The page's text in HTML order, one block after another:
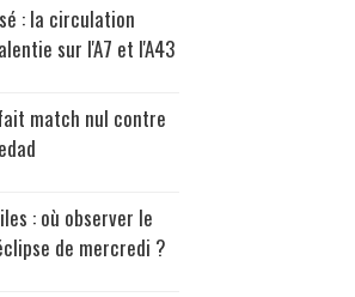
: la circulation
sur l'A7 et l'A43
match nul contre
: où observer le
de mercredi ?